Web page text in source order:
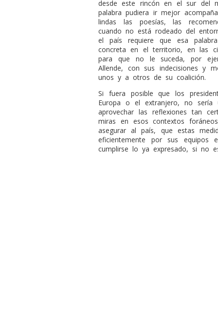
desde este rincón en el sur del
palabra pudiera ir mejor
lindas las poesías, las
cuando no está rodeado del
el país requiere que esa
concreta en el territorio, en las
para que no le suceda, por
Allende, con sus indecisiones y
unos y a otros de su coalición.
Si fuera posible que los
Europa o el extranjero, no
aprovechar las reflexiones tan
miras en esos contextos
asegurar al país, que estas
eficientemente por sus equipos
cumplirse lo ya expresado, si no